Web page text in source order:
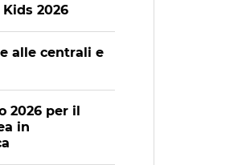
2026
alle centrali e
2026 per il
in